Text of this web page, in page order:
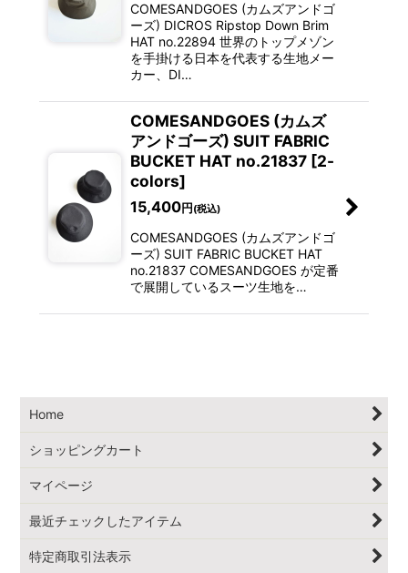
COMESANDGOES (カムズアンドゴ
ーズ) DICROS Ripstop Down Brim
HAT no.22894 世界のトップメゾン
を手掛ける日本を代表する生地メー
カー、DI…
COMESANDGOES (カムズ
アンドゴーズ) SUIT FABRIC
BUCKET HAT no.21837 [2-
colors]
15,400円 (税込)
COMESANDGOES (カムズアンドゴ
ーズ) SUIT FABRIC BUCKET HAT
no.21837 COMESANDGOES が定番
で展開しているスーツ生地を…
Home
ショッピングカート
マイページ
最近チェックしたアイテム
特定商取引法表示